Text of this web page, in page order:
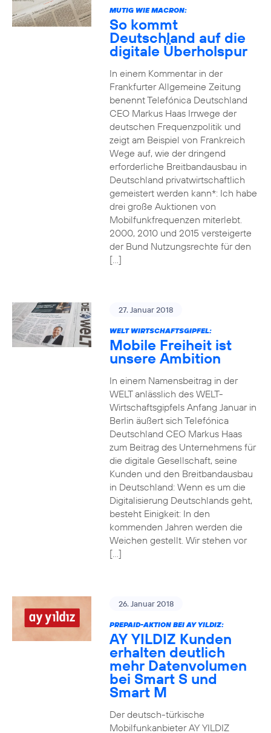
MUTIG WIE MACRON:
So kommt
Deutschland auf die
digitale Überholspur
In einem Kommentar in der
Frankfurter Allgemeine Zeitung
benennt Telefónica Deutschland
CEO Markus Haas Irrwege der
deutschen Frequenzpolitik und
zeigt am Beispiel von Frankreich
Wege auf, wie der dringend
erforderliche Breitbandausbau in
Deutschland privatwirtschaftlich
gemeistert werden kann*: Ich habe
drei große Auktionen von
Mobilfunkfrequenzen miterlebt.
2000, 2010 und 2015 versteigerte
der Bund Nutzungsrechte für den
[…]
27. Januar 2018
WELT WIRTSCHAFTSGIPFEL:
Mobile Freiheit ist
unsere Ambition
In einem Namensbeitrag in der
WELT anlässlich des WELT-
Wirtschaftsgipfels Anfang Januar in
Berlin äußert sich Telefónica
Deutschland CEO Markus Haas
zum Beitrag des Unternehmens für
die digitale Gesellschaft, seine
Kunden und den Breitbandausbau
in Deutschland: Wenn es um die
Digitalisierung Deutschlands geht,
besteht Einigkeit: In den
kommenden Jahren werden die
Weichen gestellt. Wir stehen vor
[…]
26. Januar 2018
PREPAID-AKTION BEI AY YILDIZ:
AY YILDIZ Kunden
erhalten deutlich
mehr Datenvolumen
bei Smart S und
Smart M
Der deutsch-türkische
Mobilfunkanbieter AY YILDIZ